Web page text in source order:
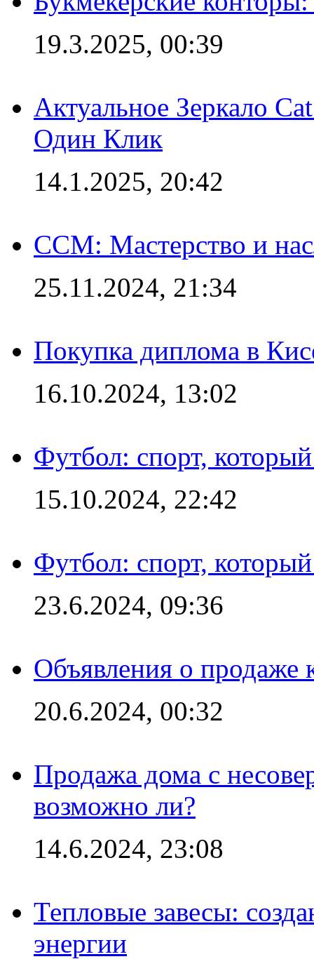
19.3.2025, 00:39
Актуальное Зеркало
Один Клик
14.1.2025, 20:42
CCM: Мастерство и
25.11.2024, 21:34
Покупка диплома в
16.10.2024, 13:02
Футбол: спорт,
15.10.2024, 22:42
Футбол: спорт,
23.6.2024, 09:36
Объявления о продаже
20.6.2024, 00:32
Продажа дома с
возможно ли?
14.6.2024, 23:08
Тепловые завесы:
энергии